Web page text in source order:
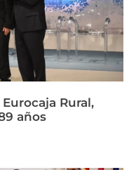
Rural,
años